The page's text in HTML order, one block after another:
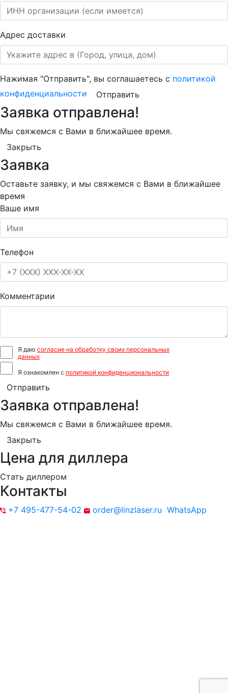
Адрес доставки
Нажимая "Отправить", вы соглашаетесь с политикой
конфиденциальности
Отправить
Заявка отправлена!
Мы свяжемся с Вами в ближайшее время.
Закрыть
Заявка
Оставьте заявку, и мы свяжемся с Вами в ближайшее
время
Ваше имя
Телефон
Комментарии
Я даю согласие на обработку своих персональных
данных
Я ознакомлен с политикой конфиденциональности
Отправить
Заявка отправлена!
Мы свяжемся с Вами в ближайшее время.
Закрыть
Цена для диллера
Стать диллером
Контакты
+7 495-477-54-02 order@linzlaser.ru WhatsApp